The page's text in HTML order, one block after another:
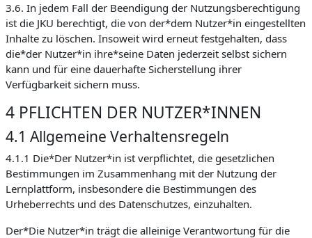
3.6. In jedem Fall der Beendigung der Nutzungsberechtigung
ist die JKU berechtigt, die von der*dem Nutzer*in eingestellten
Inhalte zu löschen. Insoweit wird erneut festgehalten, dass
die*der Nutzer*in ihre*seine Daten jederzeit selbst sichern
kann und für eine dauerhafte Sicherstellung ihrer
Verfügbarkeit sichern muss.
4 PFLICHTEN DER NUTZER*INNEN
4.1 Allgemeine Verhaltensregeln
4.1.1 Die*Der Nutzer*in ist verpflichtet, die gesetzlichen
Bestimmungen im Zusammenhang mit der Nutzung der
Lernplattform, insbesondere die Bestimmungen des
Urheberrechts und des Datenschutzes, einzuhalten.
Der*Die Nutzer*in trägt die alleinige Verantwortung für die